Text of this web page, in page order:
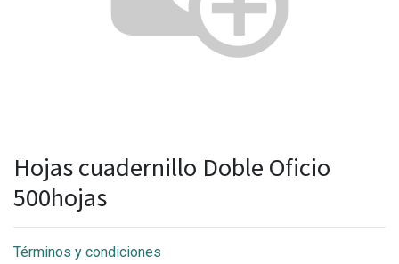
Hojas cuadernillo Doble Oficio
500hojas
Términos y condiciones